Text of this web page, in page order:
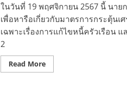
ในวันที่ 19 พฤศจิกายน 2567 นี้ นาย
เพื่อหารือเกี่ยวกับมาตรการกระตุ้นเ
เฉพาะเรื่องการแก้ไขหนี้ครัวเรือน แ
2
Read MoreRead
more